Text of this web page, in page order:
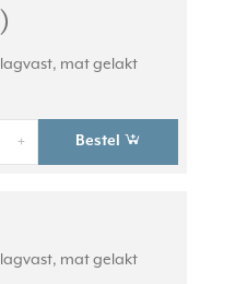
mat gelakt
+ Bestel
mat gelakt